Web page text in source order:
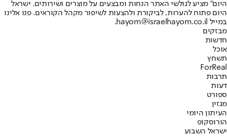
היום" מציע לגולשי האתר הנחות ומבצעים על מוצרים ושירותים. ישראל
היום פתוח להערות, לביקורת ולהצעות לשיפור מקהל הקוראים. פנו אלינו
במייל hayom@israelhayom.co.il.
מבזקים
חדשות
אוכל
תשחץ
ForReal
תרבות
דעות
ספורט
מגזין
העיתון היומי
הורוסקופ
ישראל השבוע